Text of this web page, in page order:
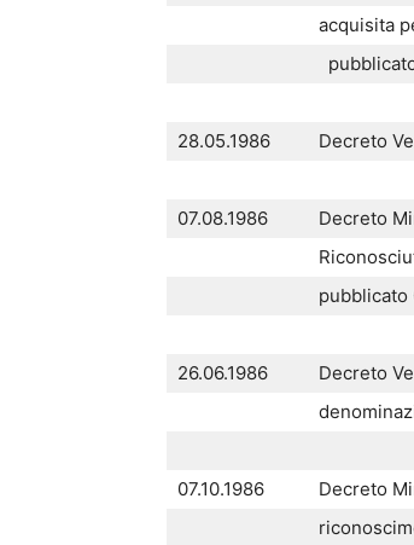
acquisita
28.05.1986 Decreto
07.08.1986
Decreto
pubblicato
26.06.1986
Decreto
07.10.1986
Decreto